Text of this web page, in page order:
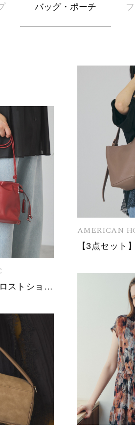
バッグ・ポーチ
キーチャーム付ドロストショルダーバッグ
AMERICAN